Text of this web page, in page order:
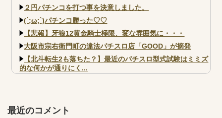
２円パチンコを打つ事を決意しました。
(´;ω;`)パチンコ勝った♡♡
【悲報】牙狼12黄金騎士極限、変な雰囲気に・・・
大阪市宗右衛門町の違法パチスロ店「GOOD」が摘発
【北斗転生2も落ちた？】最近のパチスロ型式試験はミミズ
的な何かが通りにく...
井の軽い絆？
最近のコメント